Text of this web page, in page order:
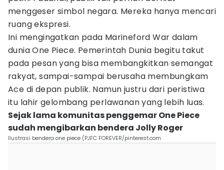
menggeser simbol negara. Mereka hanya mencari
ruang ekspresi.
Ini mengingatkan pada Marineford War dalam
dunia One Piece. Pemerintah Dunia begitu takut
pada pesan yang bisa membangkitkan semangat
rakyat, sampai-sampai berusaha membungkam
Ace di depan publik. Namun justru dari peristiwa
itu lahir gelombang perlawanan yang lebih luas.
Sejak lama komunitas penggemar One Piece
sudah mengibarkan bendera Jolly Roger
Ilustrasi bendera one piece (PJFC FOREVER/pinterest.com